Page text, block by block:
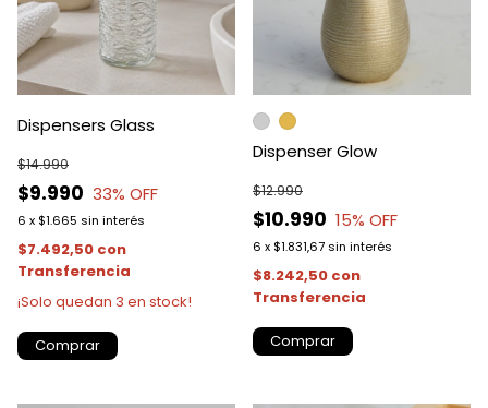
Dispensers Glass
$9.990
$14.990
33% OFF
6 x $1.665 sin interés
$7.492,50 con
Transferencia
¡Solo quedan 3 en stock!
Comprar
Dispenser Glow
$10.990
$12.990
15% OFF
6 x $1.831,67 sin interés
$8.242,50 con
Transferencia
Comprar